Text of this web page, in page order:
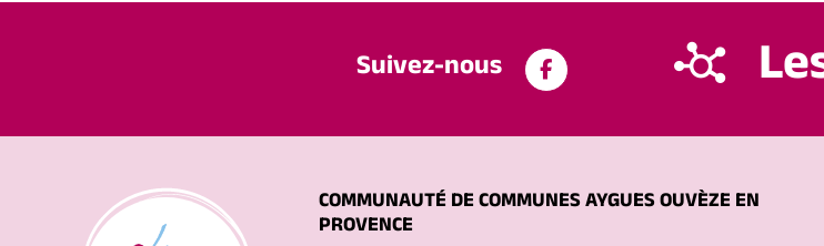
Suivez-nous
COMMUNAUTÉ DE COMMUNES AYGUES OUVÈZE EN
PROVENCE